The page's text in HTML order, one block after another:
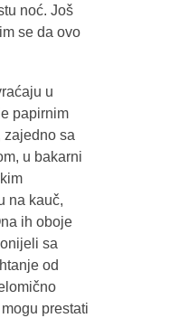
noć. Još
se da ovo
u
papirnim
zajedno sa
u bakarni
na kauč,
ih oboje
sa
od
prestati